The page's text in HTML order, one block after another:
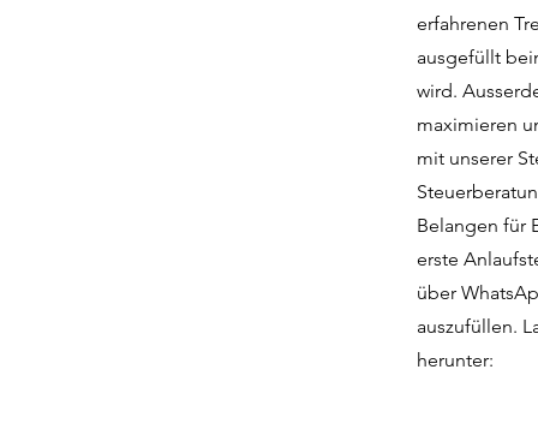
erfahrenen
ausgefüllt
wird.
maximieren
mit unserer
Belangen für
erste
über
auszufüllen.
herunter: